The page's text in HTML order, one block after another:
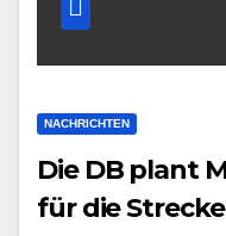
NACHRICHTEN
Die DB plant
für die